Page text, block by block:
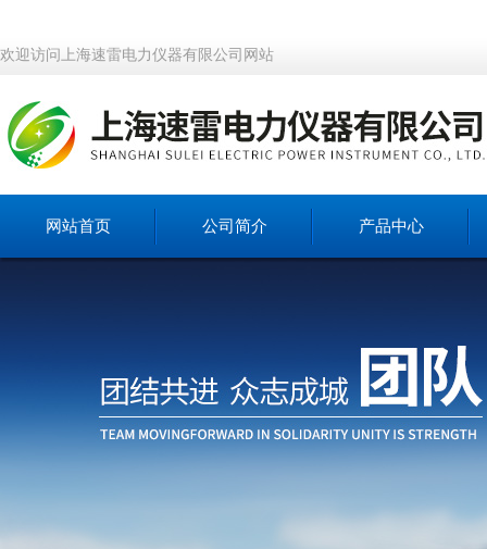
欢迎访问上海速雷电力仪器有限公司网站
网站首页 公司简介 产品中心